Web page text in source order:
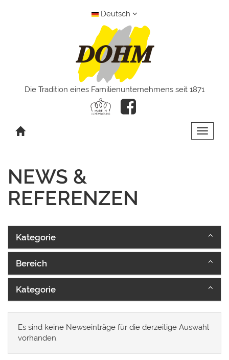
Deutsch
Die Tradition eines Familienunternehmens seit 1871
Toggle
NEWS &
REFERENZEN
Kategorie
Bereich
Kategorie
Es sind keine Newseinträge für die derzeitige Auswahl
vorhanden.